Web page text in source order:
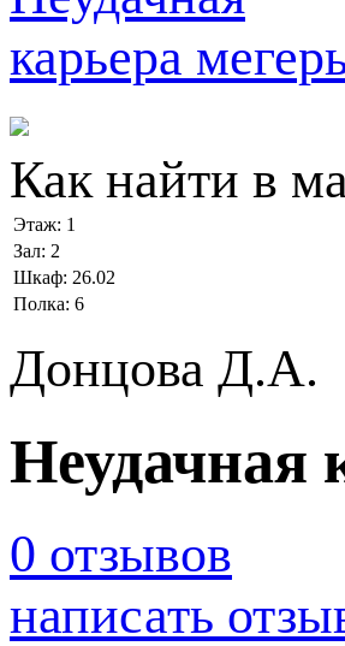
Как найти в
Этаж: 1
Зал: 2
Шкаф: 26.02
Полка: 6
Донцова Д.А.
Неудачная
0 отзывов
написать